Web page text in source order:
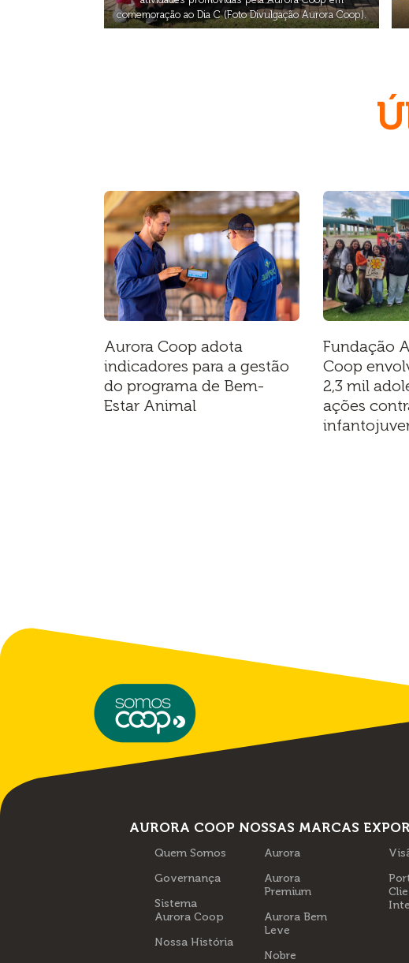
comemoração ao Dia C (Foto Divulgação Aurora Coop).
Aurora Coop adota
indicadores para a gestão
do programa de Bem-
Estar Animal
Fundação
Coop
2,3 mil
ações
AURORA COOP
Quem Somos
Governança
Sistema
Aurora Coop
Nossa História
NOSSAS MARCAS
Aurora
Aurora
Premium
Aurora Bem
Leve
Nobre